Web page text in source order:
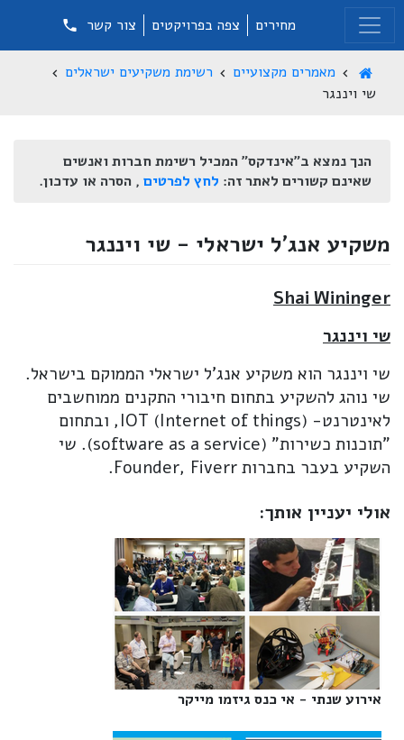
מחירים צפה בפרויקטים צור קשר
מאמרים מקצועיים
רשימת משקיעים ישראלים
שי ויננגר
הנך נמצא ב"אינדקס" המכיל רשימת חברות ואנשים
שאינם קשורים לאתר זה: לחץ לפרטים , הסרה או עדכון.
משקיע אנג'ל ישראלי - שי ויננגר
Shai Wininger
שי ויננגר
שי ויננגר הוא משקיע אנג'ל ישראלי הממוקם בישראל.
שי נוהג להשקיע בתחום חיבורי התקנים ממוחשבים
לאינטרנט- IOT (Internet of things), ובתחום
"תוכנות כשירות" (software as a service). שי
השקיע בעבר בחברות Founder, Fiverr.
אולי יעניין אותך:
אירוע שנתי - אי כנס גיזמו מייקר‎